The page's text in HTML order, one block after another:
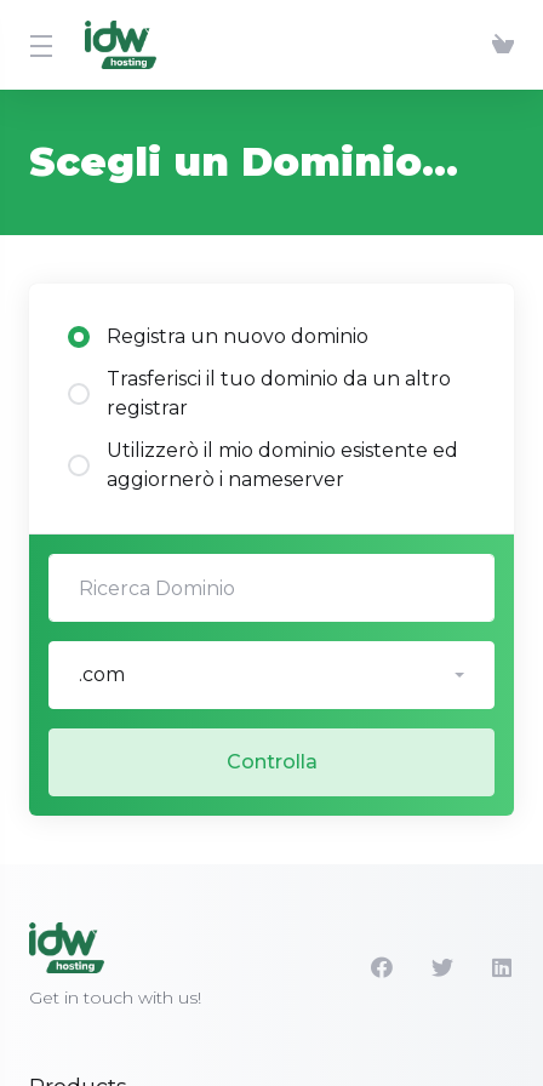
Scegli un Dominio...
Registra un nuovo dominio
Trasferisci il tuo dominio da un altro
registrar
Utilizzerò il mio dominio esistente ed
aggiornerò i nameserver
.com
Controlla
Get in touch with us!